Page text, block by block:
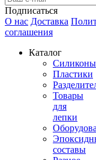
Подписаться
О нас Доставка
соглашения
Каталог
Силиконы
Пластики
Товары
для
лепки
составы